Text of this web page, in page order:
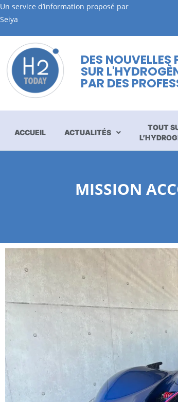
Un service d’information proposé par
Seiya
DES NOUVELLES
SUR
PAR DES
ACCUEIL ACTUALITÉS
TOUT
MISSION